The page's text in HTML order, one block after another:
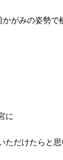
かがみの姿勢で
に
ただけたらと思